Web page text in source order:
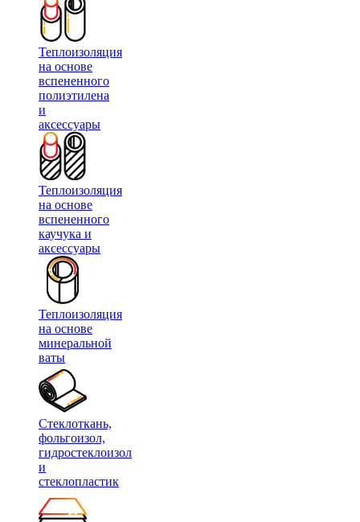
Теплоизоляция
на основе
вспененного
полиэтилена
и
аксессуары
Теплоизоляция
на основе
вспененного
каучука и
аксессуары
Теплоизоляция
на основе
минеральной
ваты
Стеклоткань,
фольгоизол,
гидростеклоизол
и
стеклопластик